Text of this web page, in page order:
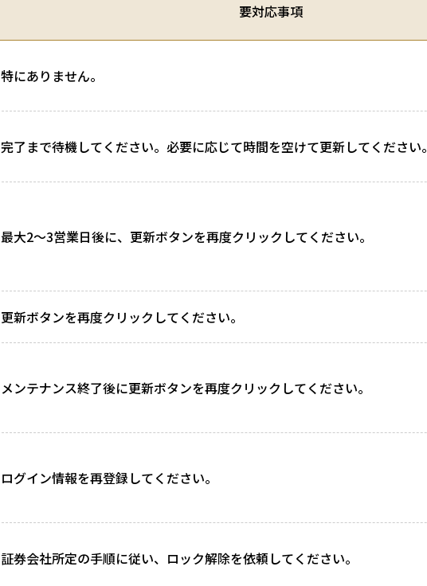
要対応事項
特にありません。
完了まで待機してください。必要に応じて時間を空けて更新してください。
最大2〜3営業日後に、更新ボタンを再度クリックしてください。
更新ボタンを再度クリックしてください。
メンテナンス終了後に更新ボタンを再度クリックしてください。
ログイン情報を再登録してください。
証券会社所定の手順に従い、ロック解除を依頼してください。